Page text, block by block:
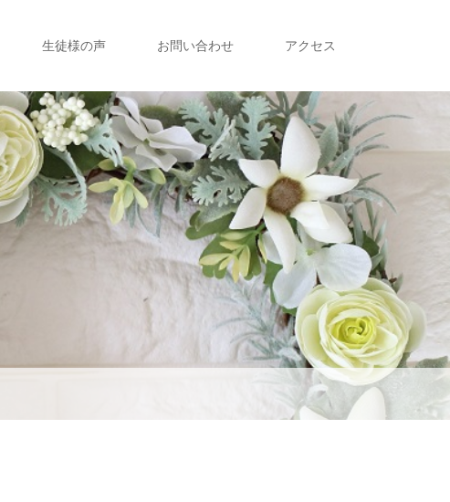
生徒様の声 お問い合わせ アクセス